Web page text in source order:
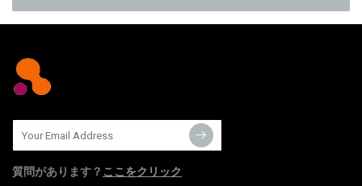
質問​​があります？ ここをクリック